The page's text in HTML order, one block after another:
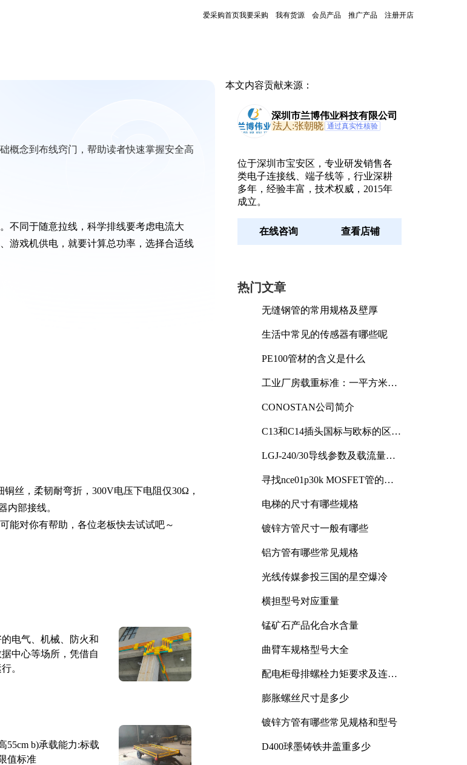
爱采购首页我要采购 我有货源 会员产品 推广产品 注册开店
概念到布线窍门，帮助读者快速掌握安全高
不同于随意拉线，科学排线要考虑电流大
游戏机供电，就要计算总功率，选择合适线
铜丝，柔韧耐弯折，300V电压下电阻仅30Ω，
内部接线。
能对你有帮助，各位老板快去试试吧～
电气、机械、防火和
中心等场所，凭借自
。
55cm b)承载能力:标载
值标准
本文内容贡献来源：
深圳市兰博伟业科技有限公司
法人:张朝晓 通过真实性核验
位于深圳市宝安区，专业研发销售各
类电子连接线、端子线等，行业深耕
多年，经验丰富，技术权威，2015年
成立。
在线咨询 查看店铺
热门文章
无缝钢管的常用规格及壁厚
生活中常见的传感器有哪些呢
PE100管材的含义是什么
工业厂房载重标准：一平方米能
CONOSTAN公司简介
C13和C14插头国标与欧标的区别
LGJ-240/30导线参数及载流量解
寻找nce01p30k MOSFET管的合
电梯的尺寸有哪些规格
镀锌方管尺寸一般有哪些
铝方管有哪些常见规格
光线传媒参投三国的星空爆冷
横担型号对应重量
锰矿石产品化合水含量
曲臂车规格型号大全
配电柜母排螺栓力矩要求及连接
膨胀螺丝尺寸是多少
镀锌方管有哪些常见规格和型号
D400球墨铸铁井盖重多少